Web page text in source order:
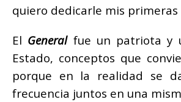
quiero dedicarle mis primeras
El General fue un patriota y
Estado, conceptos que
porque en la realidad se
frecuencia juntos en una